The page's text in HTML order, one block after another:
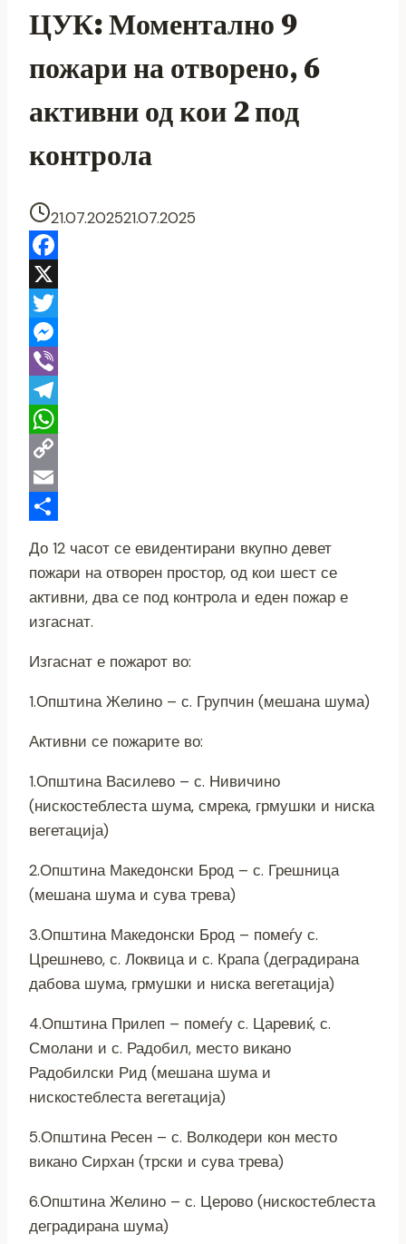
ЦУК: Моментално 9
пожари на отворено, 6
активни од кои 2 под
контрола
21.07.202521.07.2025
Facebook
X
Twitter
Messenger
Viber
Telegram
WhatsApp
Copy
Link
Email
До 12 часот се евидентирани вкупно девет
пожари на отворен простор, од кои шест се
активни, два се под контрола и еден пожар е
изгаснат.
Изгаснат е пожарот во:
1.Општина Желино – с. Групчин (мешана шума)
Активни се пожарите во:
1.Општина Василево – с. Нивичино
(нискостеблеста шума, смрека, грмушки и ниска
вегетација)
2.Општина Македонски Брод – с. Грешница
(мешана шума и сува трева)
3.Општина Македонски Брод – помеѓу с.
Црешнево, с. Локвица и с. Крапа (деградирана
дабова шума, грмушки и ниска вегетација)
4.Општина Прилеп – помеѓу с. Царевиќ, с.
Смолани и с. Радобил, место викано
Радобилски Рид (мешана шума и
нискостеблеста вегетација)
5.Општина Ресен – с. Волкодери кон место
викано Сирхан (трски и сува трева)
6.Општина Желино – с. Церово (нискостеблеста
деградирана шума)